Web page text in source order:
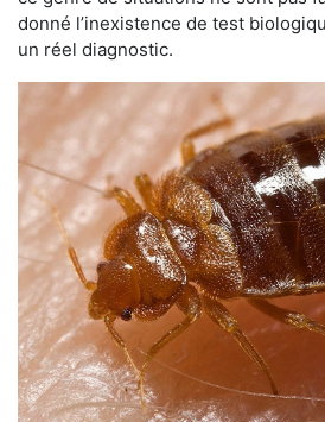
donné l’inexistence de test
un réel diagnostic.